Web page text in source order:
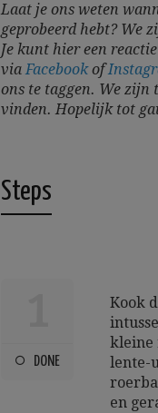
Laat je ons weten
geprobeerd hebt? We
Je kunt hier een
viaFacebookof
ons te taggen. We zijn
vinden.Hopelijk tot
Steps
DONE
Kook
kleine
lente-
en